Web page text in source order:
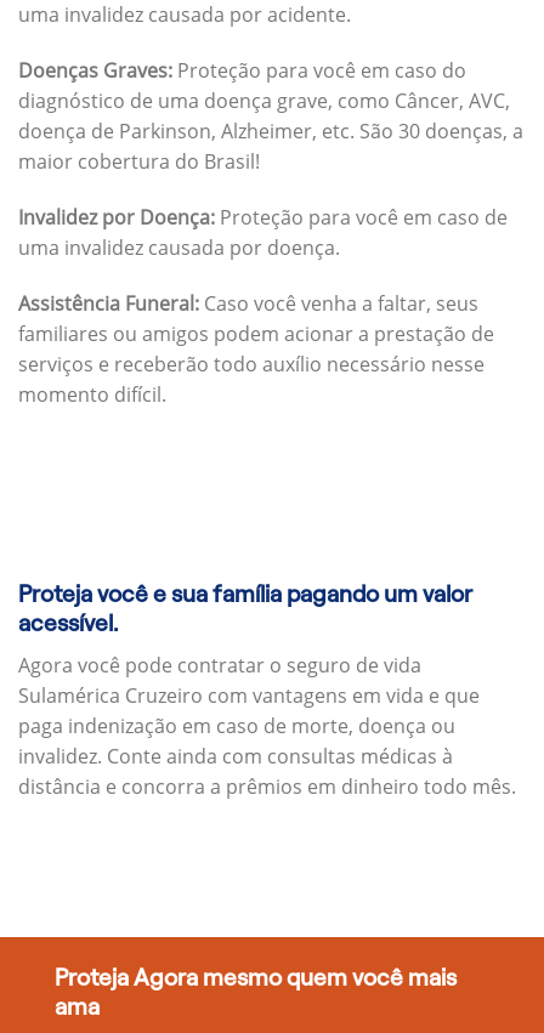
uma invalidez causada por acidente.
Doenças Graves: Proteção para você em caso do
diagnóstico de uma doença grave, como Câncer, AVC,
doença de Parkinson, Alzheimer, etc. São 30 doenças, a
maior cobertura do Brasil!
Invalidez por Doença: Proteção para você em caso de
uma invalidez causada por doença.
Assistência Funeral: Caso você venha a faltar, seus
familiares ou amigos podem acionar a prestação de
serviços e receberão todo auxílio necessário nesse
momento difícil.
Proteja você e sua família pagando um valor
acessível.
Agora você pode contratar o seguro de vida
Sulamérica Cruzeiro com vantagens em vida e que
paga indenização em caso de morte, doença ou
invalidez. Conte ainda com consultas médicas à
distância e concorra a prêmios em dinheiro todo mês.
Proteja Agora mesmo quem você mais
ama